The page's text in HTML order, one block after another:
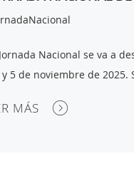
Nacional se va a
5 de noviembre de 2025.
MÁS